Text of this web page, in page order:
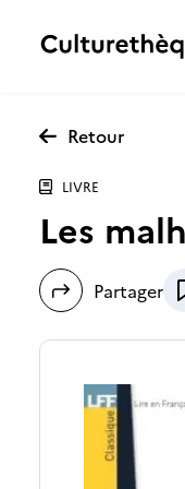
Retour
LIVRE
Les
Partager